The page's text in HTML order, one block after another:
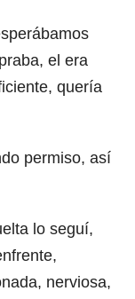
el era
quería
permiso, así
lo seguí,
nerviosa,